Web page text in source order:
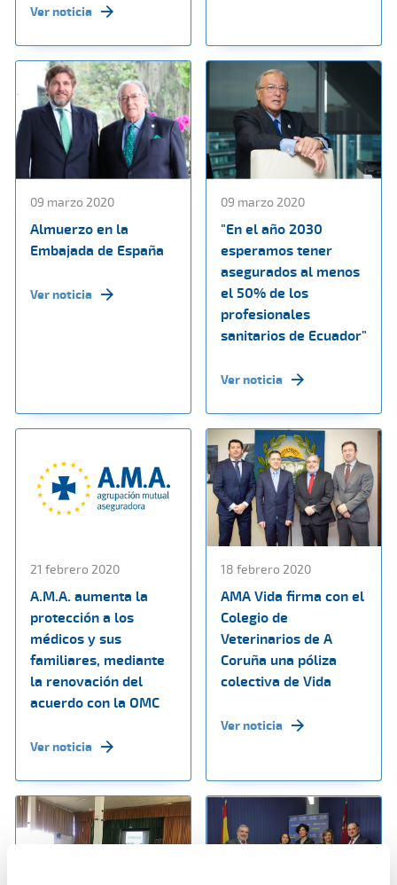
Ver noticia
09 marzo 2020
Almuerzo en la
Embajada de España
Ver noticia
09 marzo 2020
"En el año 2030
esperamos tener
asegurados al menos
el 50% de los
profesionales
sanitarios de Ecuador"
Ver noticia
21 febrero 2020
A.M.A. aumenta la
protección a los
médicos y sus
familiares, mediante
la renovación del
acuerdo con la OMC
Ver noticia
18 febrero 2020
AMA Vida firma con el
Colegio de
Veterinarios de A
Coruña una póliza
colectiva de Vida
Ver noticia